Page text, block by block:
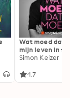
Wat moed dat
mijn leven in
Simon Keizer
4.7